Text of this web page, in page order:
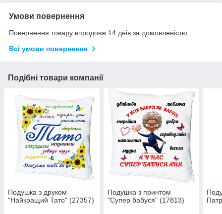
Умови повернення
Повернення товару впродовж 14 днів за домовленістю
Всі умови повернення
Подібні товари компанії
Подушка з друком
"Найкращий Тато" (27357)
Подушка з принтом
"Супер бабуся" (17813)